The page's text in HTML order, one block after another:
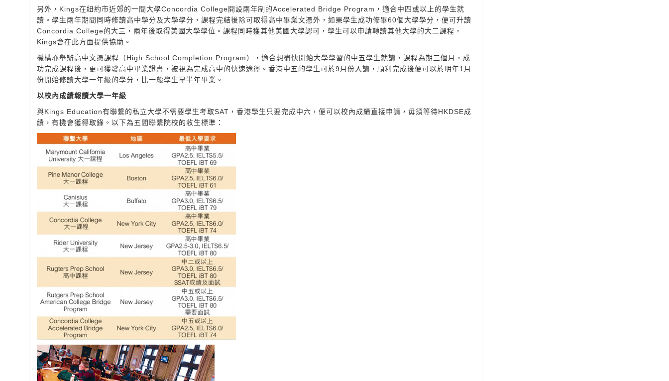
另外，Kings在紐約市近郊的一間大學Concordia College開設兩年制的Accelerated Bridge Program，適合中四或以上的學生就
讀。學生兩年期間同時修讀高中學分及大學學分，課程完結後除可取得高中畢業文憑外，如果學生成功修畢60個大學學分，便可升讀
Concordia College的大三，兩年後取得美國大學學位。課程同時獲其他美國大學認可，學生可以申請轉讀其他大學的大二課程，
Kings會在此方面提供協助。
機構亦舉辦高中文憑課程（High School Completion Program），適合想盡快開始大學學習的中五學生就讀，課程為期三個月，成
功完成課程後，更可獲發高中畢業證書，被視為完成高中的快速途徑。香港中五的學生可於9月份入讀，順利完成後便可以於明年1月
份開始修讀大學一年級的學分，比一般學生早半年畢業。
以校內成績報讀大學一年級
與Kings Education有聯繫的私立大學不需要學生考取SAT，香港學生只要完成中六，便可以校內成績直接申請，毋須等待HKDSE成
績，有機會獲得取錄。以下為五間聯繫院校的收生標準：